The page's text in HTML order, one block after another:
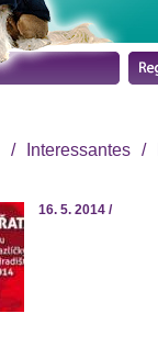
/ Interessantes /
16. 5. 2014 /